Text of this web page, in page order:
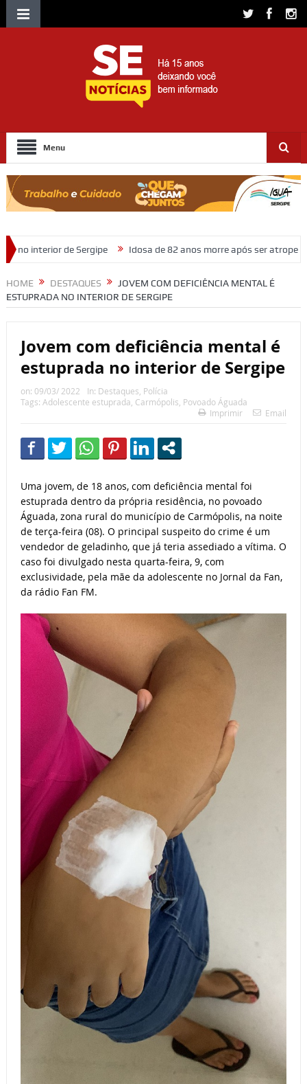
Menu
Idosa de 82 anos morre após ser atropelada na Rodovia João
HOME DESTAQUES
JOVEM COM DEFICIÊNCIA MENTAL É
ESTUPRADA NO INTERIOR DE SERGIPE
Jovem com deficiência mental é
estuprada no interior de Sergipe
on: 09/03/ 2022 In: Destaques, Polícia
Tags: Adolescente estuprada, Carmópolis, Povoado Águada
Imprimir
Email
Uma jovem, de 18 anos, com deficiência mental foi
estuprada dentro da própria residência, no povoado
Águada, zona rural do município de Carmópolis, na noite
de terça-feira (08). O principal suspeito do crime é um
vendedor de geladinho, que já teria assediado a vítima. O
caso foi divulgado nesta quarta-feira, 9, com
exclusividade, pela mãe da adolescente no Jornal da Fan,
da rádio Fan FM.